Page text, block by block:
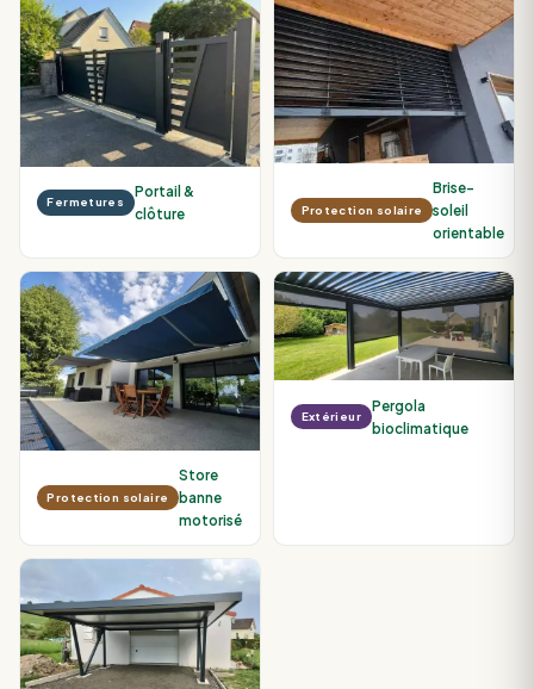
Fermetures
Portail &
clôture
Protection solaire
Brise-
soleil
orientable
Protection solaire
Store
banne
motorisé
Extérieur
Pergola
bioclimatique